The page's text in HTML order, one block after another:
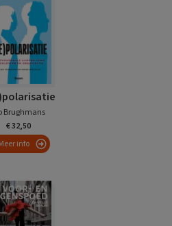
Brughmans
€ 32,50
info